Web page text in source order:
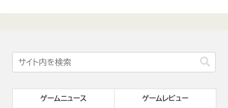
ゲームニュース ゲームレビュー